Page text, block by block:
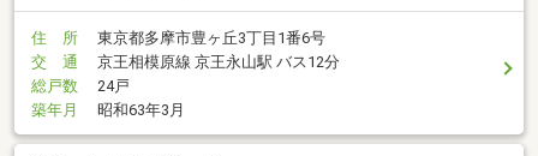
住 所
東京都多摩市豊ヶ丘3丁目1番6号
交 通
京王相模原線 京王永山駅 バス12分
総戸数
24戸
築年月
昭和63年3月